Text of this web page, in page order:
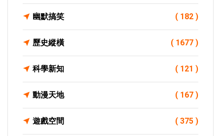
幽默搞笑 ( 182 )
歷史縱橫 ( 1677 )
科學新知 ( 121 )
動漫天地 ( 167 )
遊戲空間 ( 375 )